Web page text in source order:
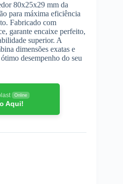
80x25x29 mm da
para máxima eficiência
Fabricado com
garante encaixe perfeito,
superior. A
dimensões exatas e
desempenho do seu
Online
Aqui!